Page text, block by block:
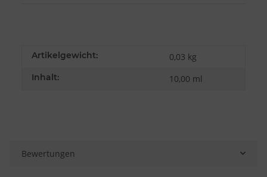
Artikelgewicht: 0,03 kg
Inhalt: 10,00 ml
Bewertungen